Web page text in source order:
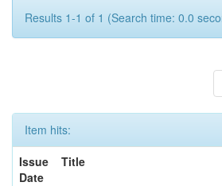
Results 1-1 of 1 (Search time: 0.0
Item hits:
Issue
Date
Title